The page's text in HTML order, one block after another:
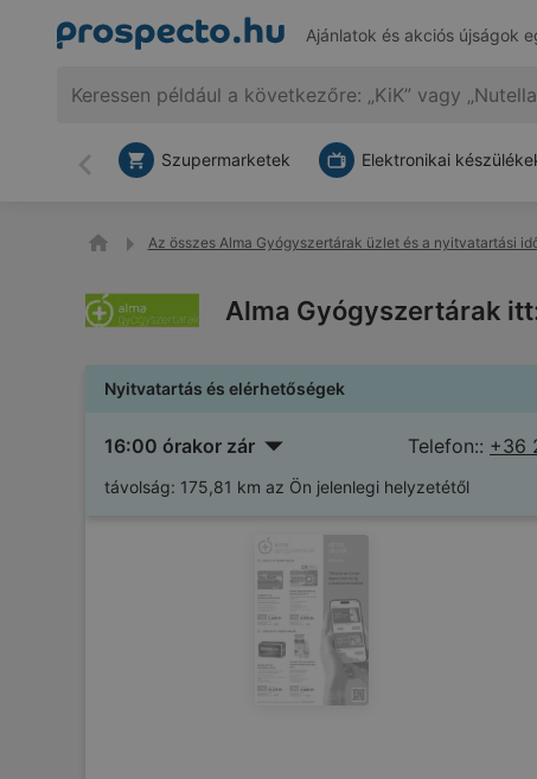
Ajánlatok és akciós újságok
Vissza
Szupermarketek Elektronikai
Az összes Alma Gyógyszertárak üzlet és a nyitvatartási
Alma Gyógyszertárak
Nyitvatartás és elérhetőségek
16:00 órakor zár Telefon:: +36
távolság: 175,81 km az Ön jelenlegi helyzetétől